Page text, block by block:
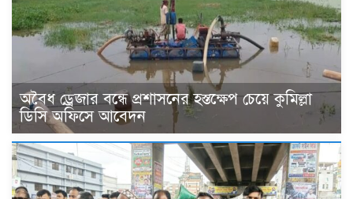
অবৈধ ড্রেজার বন্ধে প্রশাসনের হস্তক্ষেপ চেয়ে কুমিল্লা
ডিসি অফিসে আবেদন